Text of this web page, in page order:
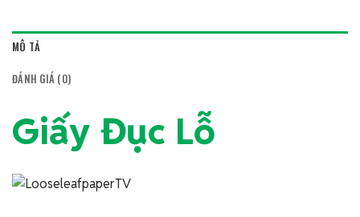
MÔ TẢ
ĐÁNH GIÁ (0)
Giấy Đục Lỗ